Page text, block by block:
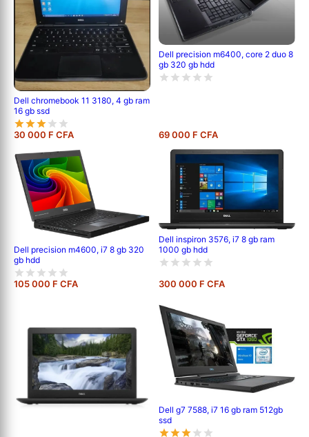
Dell chromebook 11 3180, 4 gb ram
16 gb ssd
30 000 F CFA
Dell precision m6400, core 2 duo 8
gb 320 gb hdd
69 000 F CFA
Dell precision m4600, i7 8 gb 320
gb hdd
105 000 F CFA
Dell inspiron 3576, i7 8 gb ram
1000 gb hdd
300 000 F CFA
Dell g7 7588, i7 16 gb ram 512gb
ssd